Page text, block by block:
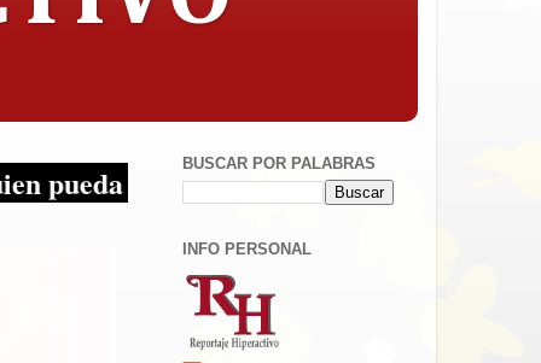
interesar, la objetividad con criterio y
BUSCAR POR PALABRAS
INFO PERSONAL